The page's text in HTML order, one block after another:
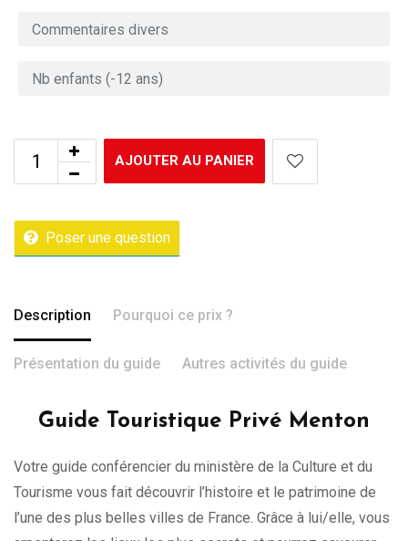
AJOUTER AU PANIER
Poser une question
Description Pourquoi ce prix ?
Présentation du guide Autres activités du guide
Guide Touristique Privé Menton
Votre guide conférencier du ministère de la Culture et du
Tourisme vous fait découvrir l’histoire et le patrimoine de
l’une des plus belles villes de France. Grâce à lui/elle, vous